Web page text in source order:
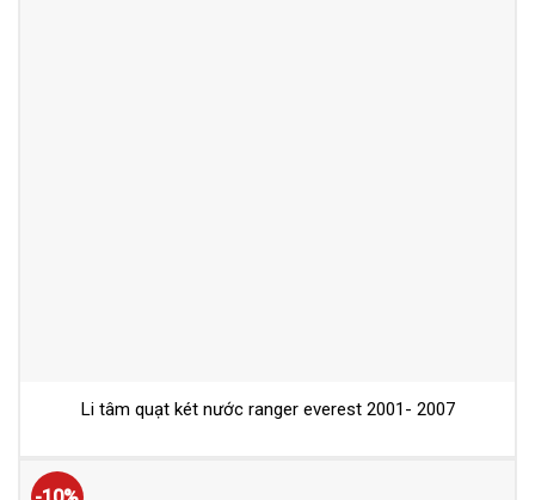
Li tâm quạt két nước ranger everest 2001- 2007